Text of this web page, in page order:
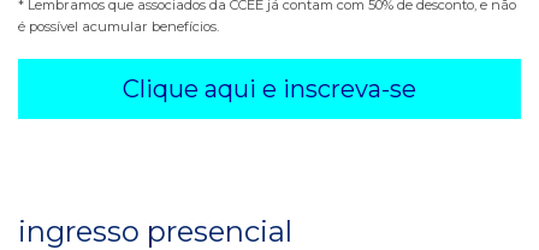
* Lembramos que associados da CCEE já contam com 50% de desconto, e não
é possível acumular benefícios.
Clique aqui e inscreva-se
ingresso presencial